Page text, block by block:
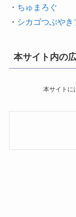
・ ちゅまろぐ
・ シカゴつぶやき
本サイト内の
本サイトに